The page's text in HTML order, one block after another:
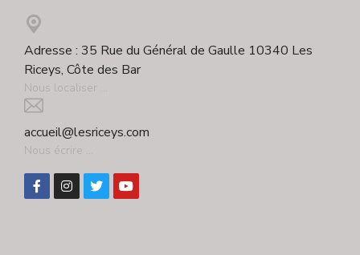
Adresse : 35 Rue du Général de Gaulle 10340 Les
Riceys, Côte des Bar
Nous localiser ...
accueil@lesriceys.com
Nous écrire ...